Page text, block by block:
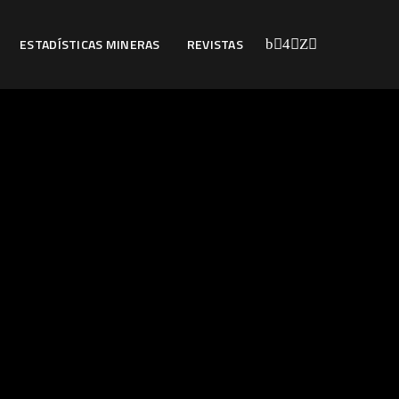
ESTADÍSTICAS MINERAS REVISTAS